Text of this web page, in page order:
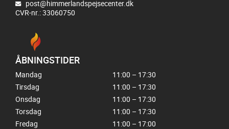
post@himmerlandspejsecenter.dk
CVR-nr.: 33060750
ÅBNINGSTIDER
Mandag
11:00 – 17:30
Tirsdag
11:00 – 17:30
Onsdag
11:00 – 17:30
Torsdag
11:00 – 17:30
Fredag
11:00 – 17:00